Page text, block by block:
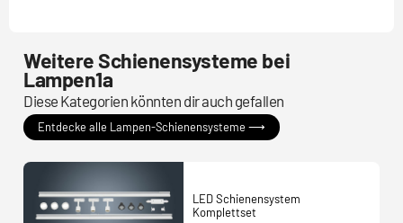
Weitere Schienensysteme bei
Lampen1a
Diese Kategorien könnten dir auch gefallen
Entdecke alle Lampen-Schienensysteme ⟶
LED Schienensystem
Komplettset